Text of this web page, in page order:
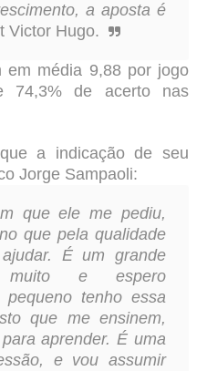
a aposta é
Victor Hugo.
em média 9,88 por jogo
74,3% de acerto nas
a indicação de seu
Jorge Sampaoli:
que ele me pediu,
que pela qualidade
É um grande
muito e espero
pequeno tenho essa
que me ensinem,
aprender. É uma
e vou assumir